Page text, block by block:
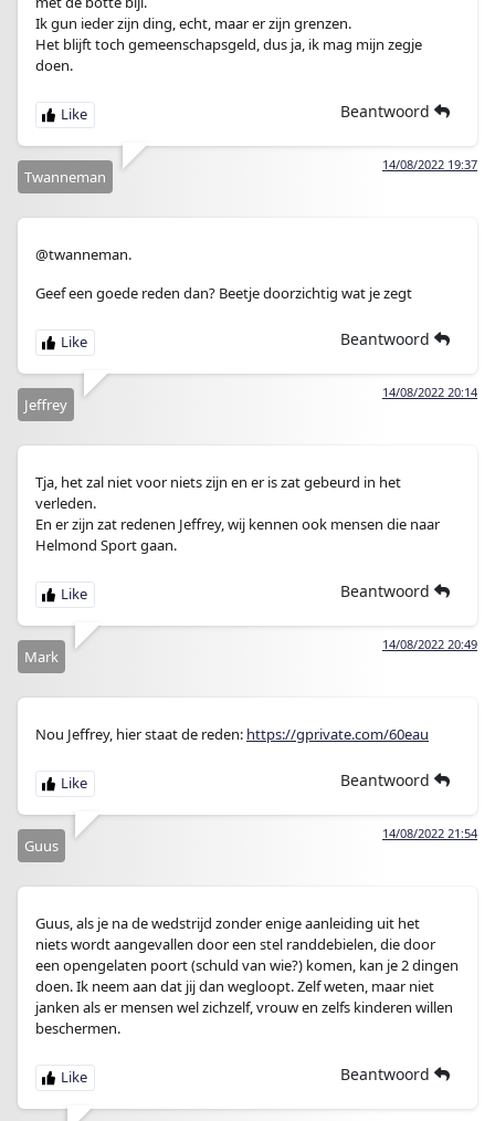
Ik gun ieder zijn ding, echt, maar er zijn grenzen.
Het blijft toch gemeenschapsgeld, dus ja, ik mag mijn zegje
doen.
Beantwoord
14/08/2022 19:37
Twanneman
@twanneman.
Geef een goede reden dan? Beetje doorzichtig wat je zegt
Beantwoord
14/08/2022 20:14
Jeffrey
Tja, het zal niet voor niets zijn en er is zat gebeurd in het
verleden.
En er zijn zat redenen Jeffrey, wij kennen ook mensen die naar
Helmond Sport gaan.
Beantwoord
14/08/2022 20:49
Mark
Nou Jeffrey, hier staat de reden: https://gprivate.com/60eau
Beantwoord
14/08/2022 21:54
Guus
Guus, als je na de wedstrijd zonder enige aanleiding uit het
niets wordt aangevallen door een stel randdebielen, die door
een opengelaten poort (schuld van wie?) komen, kan je 2 dingen
doen. Ik neem aan dat jij dan wegloopt. Zelf weten, maar niet
janken als er mensen wel zichzelf, vrouw en zelfs kinderen willen
beschermen.
Beantwoord